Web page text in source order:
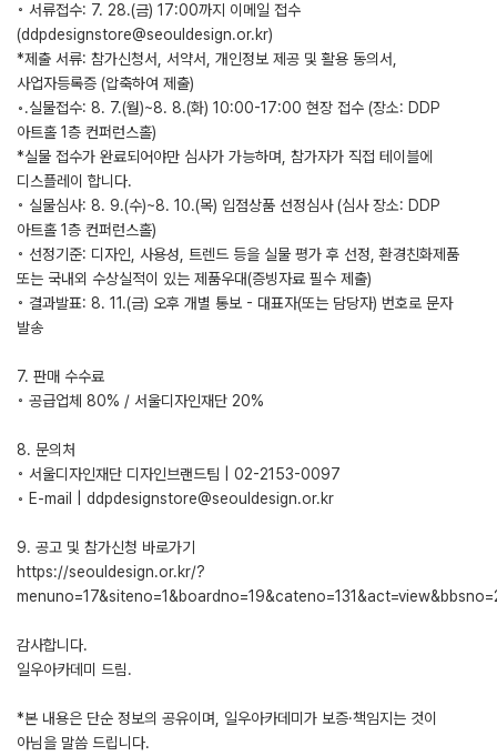
◦ 서류접수: 7. 28.(금) 17:00까지 이메일 접수
(ddpdesignstore@seouldesign.or.kr)
*제출 서류: 참가신청서, 서약서, 개인정보 제공 및 활용 동의서,
사업자등록증 (압축하여 제출)
◦.실물접수: 8. 7.(월)~8. 8.(화) 10:00-17:00 현장 접수 (장소: DDP
아트홀 1층 컨퍼런스홀)
*실물 접수가 완료되어야만 심사가 가능하며, 참가자가 직접 테이블에
디스플레이 합니다.
◦ 실물심사: 8. 9.(수)~8. 10.(목) 입점상품 선정심사 (심사 장소: DDP
아트홀 1층 컨퍼런스홀)
◦ 선정기준: 디자인, 사용성, 트렌드 등을 실물 평가 후 선정, 환경친화제품
또는 국내외 수상실적이 있는 제품우대(증빙자료 필수 제출)
◦ 결과발표: 8. 11.(금) 오후 개별 통보 - 대표자(또는 담당자) 번호로 문자
발송
7. 판매 수수료
◦ 공급업체 80% / 서울디자인재단 20%
8. 문의처
◦ 서울디자인재단 디자인브랜드팀 | 02-2153-0097
◦ E-mail | ddpdesignstore@seouldesign.or.kr
9. 공고 및 참가신청 바로가기
https://seouldesign.or.kr/?
감사합니다.
일우아카데미 드림.
*본 내용은 단순 정보의 공유이며, 일우아카데미가 보증·책임지는 것이
아님을 말씀 드립니다.